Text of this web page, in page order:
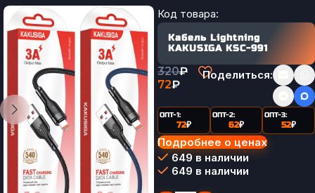
Код товара:
Кабель Lightning
KAKUSIGA KSC-991
320₽
72₽
Поделиться:
ОПТ-1:
72₽
ОПТ-2:
62₽
ОПТ-3:
52₽
Подробнее о ценах
649 в наличии
649 в наличии